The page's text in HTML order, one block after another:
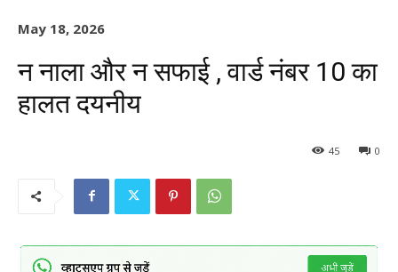
May 18, 2026
न नाला और न सफाई , वार्ड नंबर 10 का
हालत दयनीय
0
45